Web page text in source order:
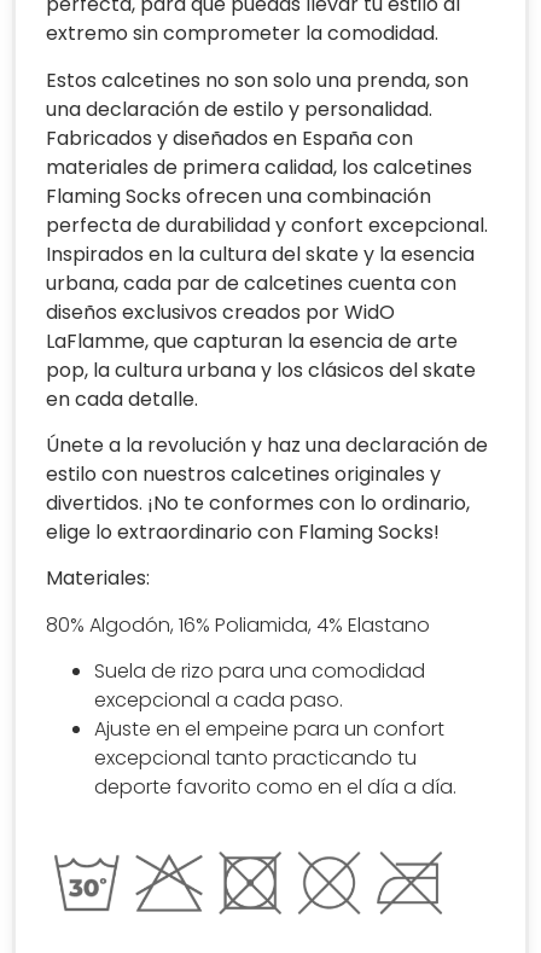
extremo sin comprometer la comodidad.
Estos calcetines no son solo una prenda, son
una declaración de estilo y personalidad.
Fabricados y diseñados en España con
materiales de primera calidad, los calcetines
Flaming Socks ofrecen una combinación
perfecta de durabilidad y confort excepcional.
Inspirados en la cultura del skate y la esencia
urbana, cada par de calcetines cuenta con
diseños exclusivos creados por WidO
LaFlamme, que capturan la esencia de arte
pop, la cultura urbana y los clásicos del skate
en cada detalle.
Únete a la revolución y haz una declaración de
estilo con nuestros calcetines originales y
divertidos. ¡No te conformes con lo ordinario,
elige lo extraordinario con Flaming Socks!
Materiales:
80% Algodón, 16% Poliamida, 4% Elastano
Suela de rizo para una comodidad
excepcional a cada paso.
Ajuste en el empeine para un confort
excepcional tanto practicando tu
deporte favorito como en el día a día.